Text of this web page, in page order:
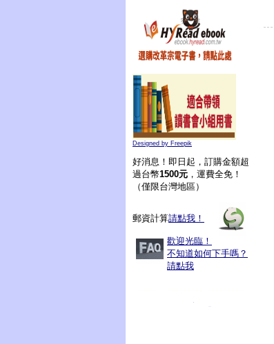
Designed by Freepik
好消息！即日起，訂購金額超
過台幣1500元 ，運費全免！
（僅限台灣地區）
郵資計算請點我！
歡迎光臨！
不知道如何下手嗎？
請點我